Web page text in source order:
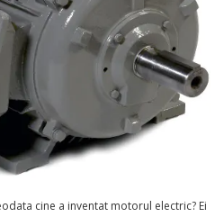
cine a inventat motorul electric? Ei